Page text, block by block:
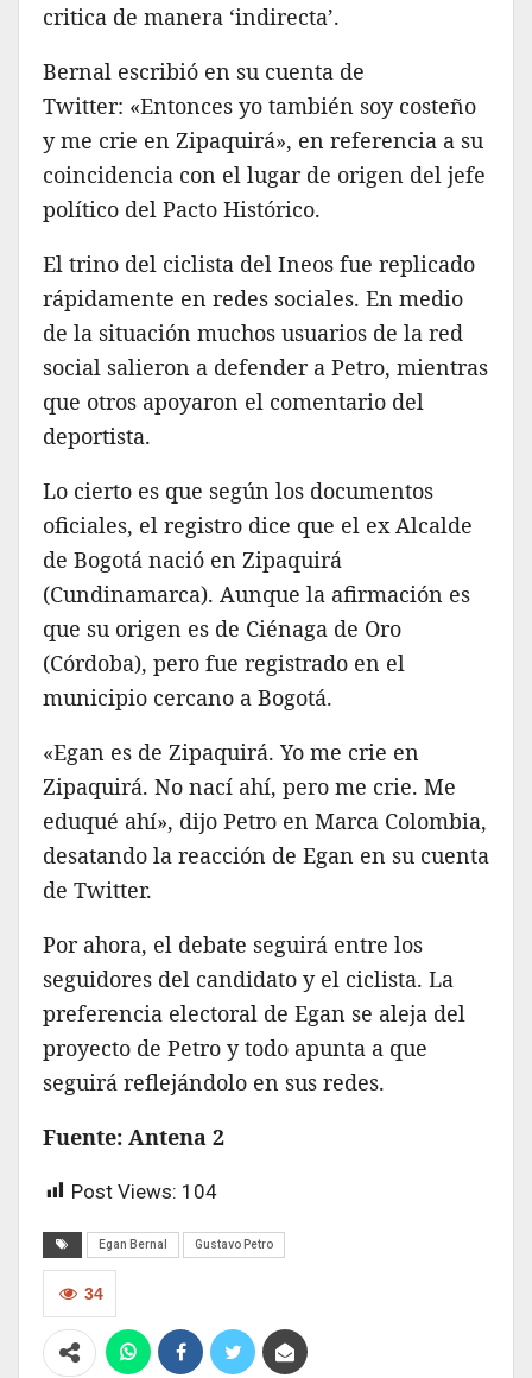
critica de manera ‘indirecta’.
Bernal escribió en su cuenta de
Twitter: «Entonces yo también soy costeño
y me crie en Zipaquirá», en referencia a su
coincidencia con el lugar de origen del jefe
político del Pacto Histórico.
El trino del ciclista del Ineos fue replicado
rápidamente en redes sociales. En medio
de la situación muchos usuarios de la red
social salieron a defender a Petro, mientras
que otros apoyaron el comentario del
deportista.
Lo cierto es que según los documentos
oficiales, el registro dice que el ex Alcalde
de Bogotá nació en Zipaquirá
(Cundinamarca). Aunque la afirmación es
que su origen es de Ciénaga de Oro
(Córdoba), pero fue registrado en el
municipio cercano a Bogotá.
«Egan es de Zipaquirá. Yo me crie en
Zipaquirá. No nací ahí, pero me crie. Me
eduqué ahí», dijo Petro en Marca Colombia,
desatando la reacción de Egan en su cuenta
de Twitter.
Por ahora, el debate seguirá entre los
seguidores del candidato y el ciclista. La
preferencia electoral de Egan se aleja del
proyecto de Petro y todo apunta a que
seguirá reflejándolo en sus redes.
Fuente: Antena 2
Post Views: 104
Egan Bernal Gustavo Petro
34